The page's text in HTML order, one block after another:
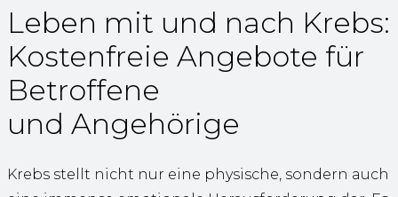
Leben mit und nach Krebs:
Kostenfreie Angebote für
Betroffene
und Angehörige
Krebs stellt nicht nur eine physische, sondern auch